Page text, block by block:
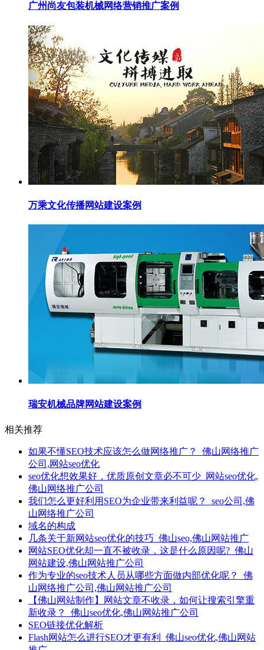
广州尚友包装机械网络营销推广案例
万乘文化传播网站建设案例
瑞安机械品牌网站建设案例
相关推荐
如果不懂SEO技术应该怎么做网络推广？_佛山网络推广
公司,网站seo优化
seo优化想效果好，优质原创文章必不可少_网站seo优化,
佛山网络推广公司
我们怎么更好利用SEO为企业带来利益呢？_seo公司,佛
山网络推广公司
域名的构成
几条关于新网站seo优化的技巧_佛山seo,佛山网站推广
网站SEO优化却一直不被收录，这是什么原因呢?_佛山
网站建设,佛山网站推广公司
作为专业的seo技术人员从哪些方面做内部优化呢？_佛
山网络推广公司,佛山网站推广公司
【佛山网站制作】网站文章不收录，如何让搜索引擎重
新收录？_佛山seo优化,佛山网站推广公司
SEO链接优化解析
Flash网站怎么进行SEO才更有利_佛山seo优化,佛山网站